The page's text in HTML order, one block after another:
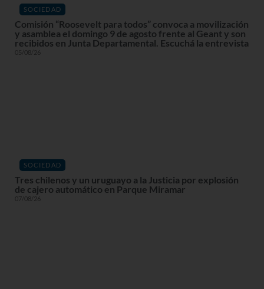
SOCIEDAD
Comisión “Roosevelt para todos” convoca a movilización
y asamblea el domingo 9 de agosto frente al Geant y son
recibidos en Junta Departamental. Escuchá la entrevista
05/08/26
SOCIEDAD
Tres chilenos y un uruguayo a la Justicia por explosión
de cajero automático en Parque Miramar
07/08/26